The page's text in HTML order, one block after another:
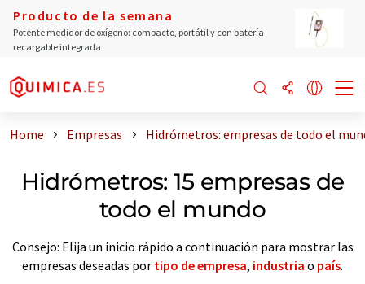
Producto de la semana
Potente medidor de oxígeno: compacto, portátil y con batería
recargable integrada
Home Empresas Hidrómetros: empresas de todo el
Hidrómetros: 15 empresas de
todo el mundo
Consejo: Elija un inicio rápido a continuación para mostrar las
empresas deseadas por tipo de empresa, industria o país.